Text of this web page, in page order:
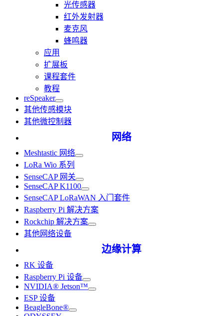
光传感器
红外发射器
麦克风
蜂鸣器
应用
扩展板
课程套件
教程
reSpeaker
其他传感模块
其他微控制器
网络
Meshtastic 网络
LoRa Wio 系列
SenseCAP 网关
SenseCAP K1100
SenseCAP LoRaWAN 入门套件
Raspberry Pi 解决方案
Rockchip 解决方案
其他网络设备
边缘计算
RK 设备
Raspberry Pi 设备
NVIDIA® Jetson™
ESP 设备
BeagleBone®